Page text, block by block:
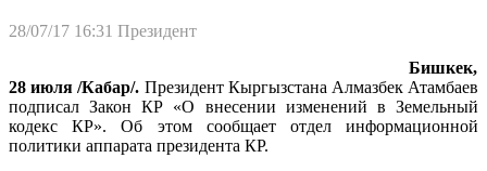
28/07/17 16:31 Президент
Бишкек,
28 июля /Кабар/. Президент Кыргызстана Алмазбек Атамбаев
подписал Закон КР «О внесении изменений в Земельный
кодекс КР». Об этом сообщает отдел информационной
политики аппарата президента КР.